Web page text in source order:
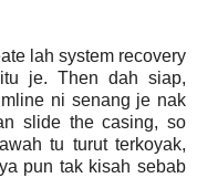
lah system recovery
je. Then dah siap,
ni senang je nak
slide the casing, so
tu turut terkoyak,
pun tak kisah sebab